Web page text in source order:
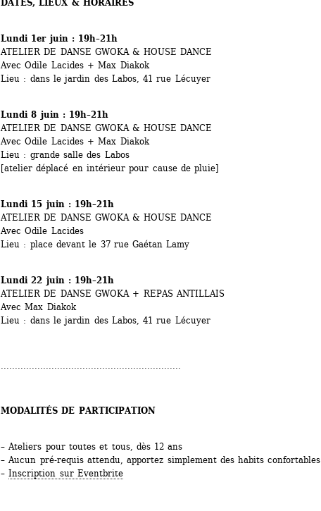
DATES, LIEUX & HORAIRES
Lundi 1er juin : 19h–21h
ATELIER DE DANSE GWOKA & HOUSE DANCE
Avec Odile Lacides + Max Diakok
Lieu : dans le jardin des Labos, 41 rue Lécuyer
Lundi 8 juin : 19h–21h
ATELIER DE DANSE GWOKA & HOUSE DANCE
Avec Odile Lacides + Max Diakok
Lieu : grande salle des Labos
[atelier déplacé en intérieur pour cause de pluie]
Lundi 15 juin : 19h–21h
ATELIER DE DANSE GWOKA & HOUSE DANCE
Avec Odile Lacides
Lieu : place devant le 37 rue Gaétan Lamy
Lundi 22 juin : 19h–21h
ATELIER DE DANSE GWOKA + REPAS ANTILLAIS
Avec Max Diakok
Lieu : dans le jardin des Labos, 41 rue Lécuyer
MODALITÉS DE PARTICIPATION
– Ateliers pour toutes et tous, dès 12 ans
– Aucun pré-requis attendu, apportez simplement des habits confortables
– Inscription sur Eventbrite